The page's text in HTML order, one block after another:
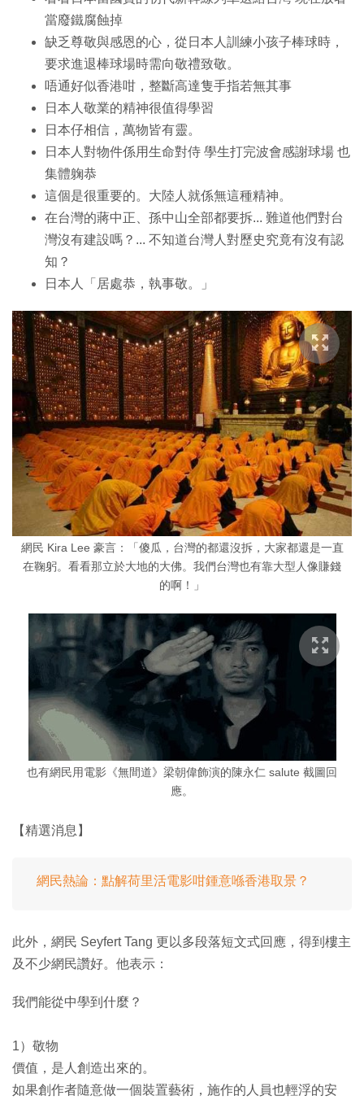
當廢鐵腐蝕掉
缺乏尊敬與感恩的心，從日本人訓練小孩子棒球時，
要求進退棒球場時需向敬禮致敬。
唔通好似香港咁，整斷高達隻手指若無其事
日本人敬業的精神很值得學習
日本仔相信，萬物皆有靈。
日本人對物件係用生命對侍 學生打完波會感謝球場 也
集體躹恭
這個是很重要的。大陸人就係無這種精神。
在台灣的蔣中正、孫中山全部都要拆... 難道他們對台
灣沒有建設嗎？... 不知道台灣人對歷史究竟有沒有認
知？
日本人「居處恭，執事敬。」
網民 Kira Lee 豪言：「傻瓜，台灣的都還沒拆，大家都還是一直
在鞠躬。看看那立於大地的大佛。我們台灣也有靠大型人像賺錢
的啊！」
也有網民用電影《無間道》梁朝偉飾演的陳永仁 salute 截圖回
應。
【精選消息】
網民熱論：點解荷里活電影咁鍾意喺香港取景？
此外，網民 Seyfert Tang 更以多段落短文式回應，得到樓主
及不少網民讚好。他表示：
我們能從中學到什麼？
1）敬物
價值，是人創造出來的。
如果創作者隨意做一個裝置藝術，施作的人員也輕浮的安